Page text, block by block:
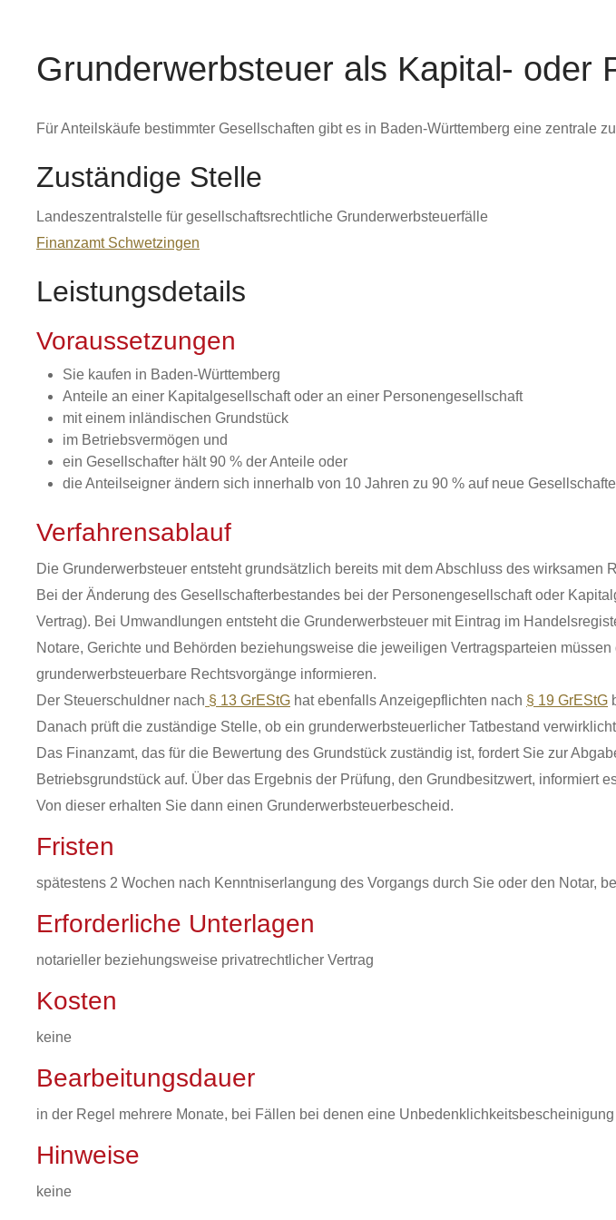
Grunderwerbsteuer als Kapital- oder
Für Anteilskäufe bestimmter Gesellschaften gibt es in Baden-Württemberg eine zentrale
Zuständige Stelle
Landeszentralstelle für gesellschaftsrechtliche Grunderwerbsteuerfälle
Finanzamt Schwetzingen
Leistungsdetails
Voraussetzungen
Sie kaufen in Baden-Württemberg
Anteile an einer Kapitalgesellschaft oder an einer Personengesellschaft
mit einem inländischen Grundstück
im Betriebsvermögen und
ein Gesellschafter hält 90 % der Anteile oder
die Anteilseigner ändern sich innerhalb von 10 Jahren zu 90 % auf neue
Verfahrensablauf
Die Grunderwerbsteuer entsteht grundsätzlich bereits mit dem Abschluss des
Bei der Änderung des Gesellschafterbestandes bei der Personengesellschaft oder
Vertrag). Bei Umwandlungen entsteht die Grunderwerbsteuer mit Eintrag im
Notare, Gerichte und Behörden beziehungsweise die jeweiligen Vertragsparteien
grunderwerbsteuerbare Rechtsvorgänge informieren.
Der Steuerschuldner nach § 13 GrEStG hat ebenfalls Anzeigepflichten nach § 19 GrEStG
Danach prüft die zuständige Stelle, ob ein grunderwerbsteuerlicher Tatbestand
Das Finanzamt, das für die Bewertung des Grundstück zuständig ist, fordert Sie zur
Betriebsgrundstück auf. Über das Ergebnis der Prüfung, den Grundbesitzwert, informiert
Von dieser erhalten Sie dann einen Grunderwerbsteuerbescheid.
Fristen
spätestens 2 Wochen nach Kenntniserlangung des Vorgangs durch Sie oder den Notar,
Erforderliche Unterlagen
notarieller beziehungsweise privatrechtlicher Vertrag
Kosten
keine
Bearbeitungsdauer
in der Regel mehrere Monate, bei Fällen bei denen eine
Hinweise
keine